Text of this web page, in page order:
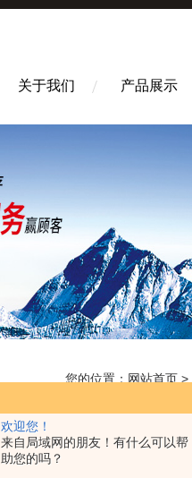
欢迎您！
来自局域网的朋友！有什么可以帮
助您的吗？
关于我们 产品展示
您的位置： 网站首页 >